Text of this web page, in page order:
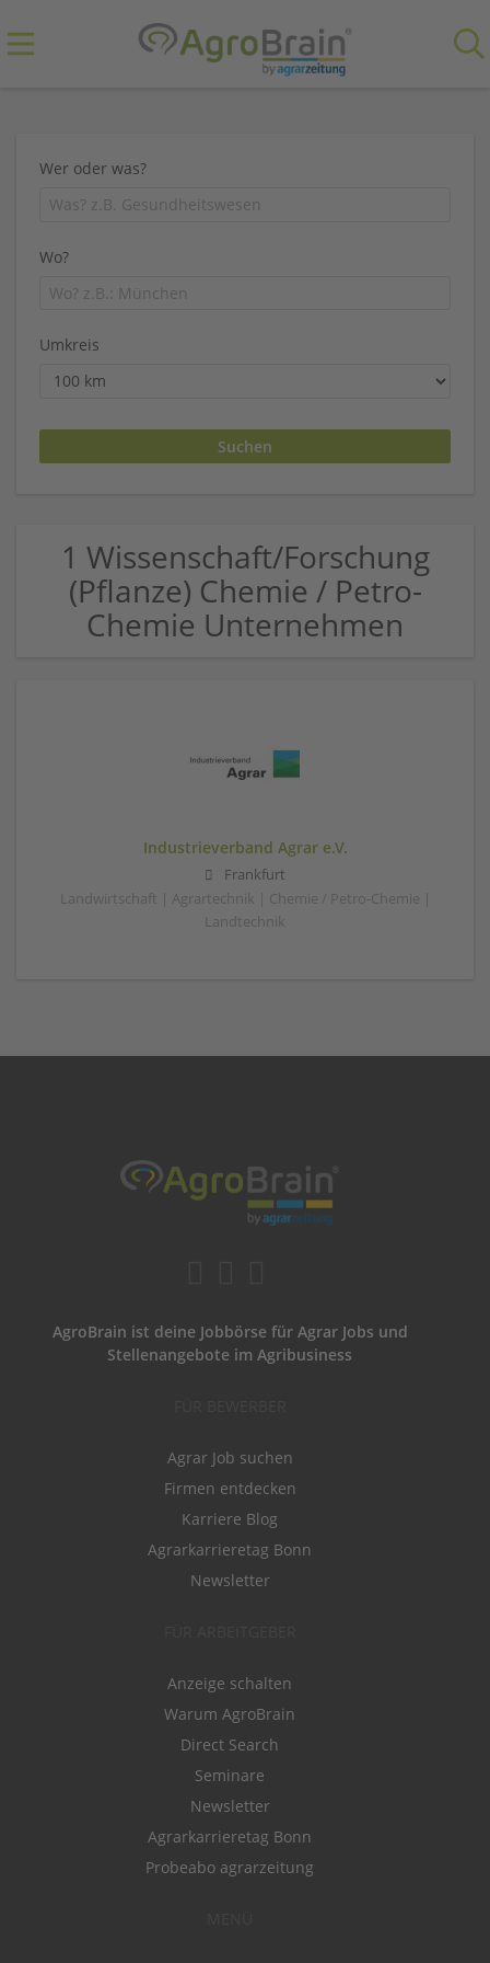
Wer oder was?
Wo?
Umkreis
1 Wissenschaft/Forschung
(Pflanze) Chemie / Petro-
Chemie Unternehmen
Industrieverband Agrar e.V.
Frankfurt
Landwirtschaft | Agrartechnik | Chemie / Petro-Chemie |
Landtechnik
AgroBrain ist deine Jobbörse für Agrar Jobs und
Stellenangebote im Agribusiness
Agrar Job suchen
Firmen entdecken
Karriere Blog
Agrarkarrieretag Bonn
Newsletter
Anzeige schalten
Warum AgroBrain
Direct Search
Seminare
Newsletter
Agrarkarrieretag Bonn
Probeabo agrarzeitung